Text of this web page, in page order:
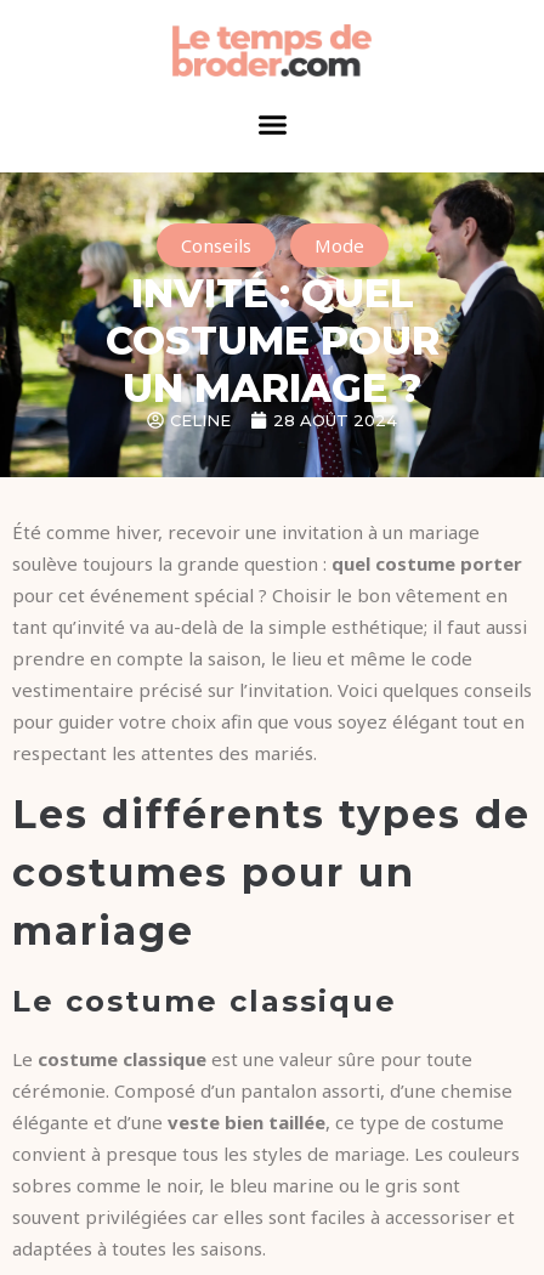
Conseils , Mode
INVITÉ : QUEL
COSTUME POUR
UN MARIAGE ?
CELINE 28 AOÛT 2024
Été comme hiver, recevoir une invitation à un mariage
soulève toujours la grande question : quel costume porter
pour cet événement spécial ? Choisir le bon vêtement en
tant qu’invité va au-delà de la simple esthétique; il faut aussi
prendre en compte la saison, le lieu et même le code
vestimentaire précisé sur l’invitation. Voici quelques conseils
pour guider votre choix afin que vous soyez élégant tout en
respectant les attentes des mariés.
Les différents types de
costumes pour un
mariage
Le costume classique
Le costume classique est une valeur sûre pour toute
cérémonie. Composé d’un pantalon assorti, d’une chemise
élégante et d’une veste bien taillée, ce type de costume
convient à presque tous les styles de mariage. Les couleurs
sobres comme le noir, le bleu marine ou le gris sont
souvent privilégiées car elles sont faciles à accessoriser et
adaptées à toutes les saisons.